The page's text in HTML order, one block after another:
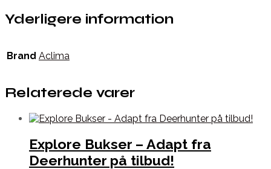
Yderligere information
Brand Aclima
Relaterede varer
Explore Bukser – Adapt fra
Deerhunter på tilbud!